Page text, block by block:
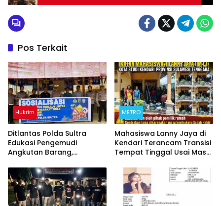
Pos Terkait
Hukrim
Ditlantas Polda Sultra
Edukasi Pengemudi
Angkutan Barang,
Kendaraan Demi
Keselamatan Berlalu Lintas
METRO
Mahasiswa Lanny Jaya di
Kendari Terancam Transisi
Tempat Tinggal Usai Masa